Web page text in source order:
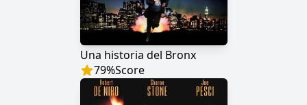
Una historia del Bronx
79%Score